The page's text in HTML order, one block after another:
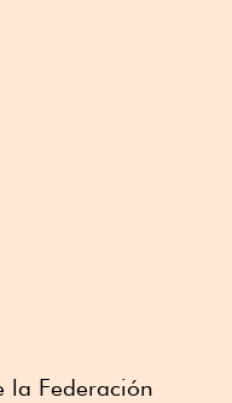
la Federación